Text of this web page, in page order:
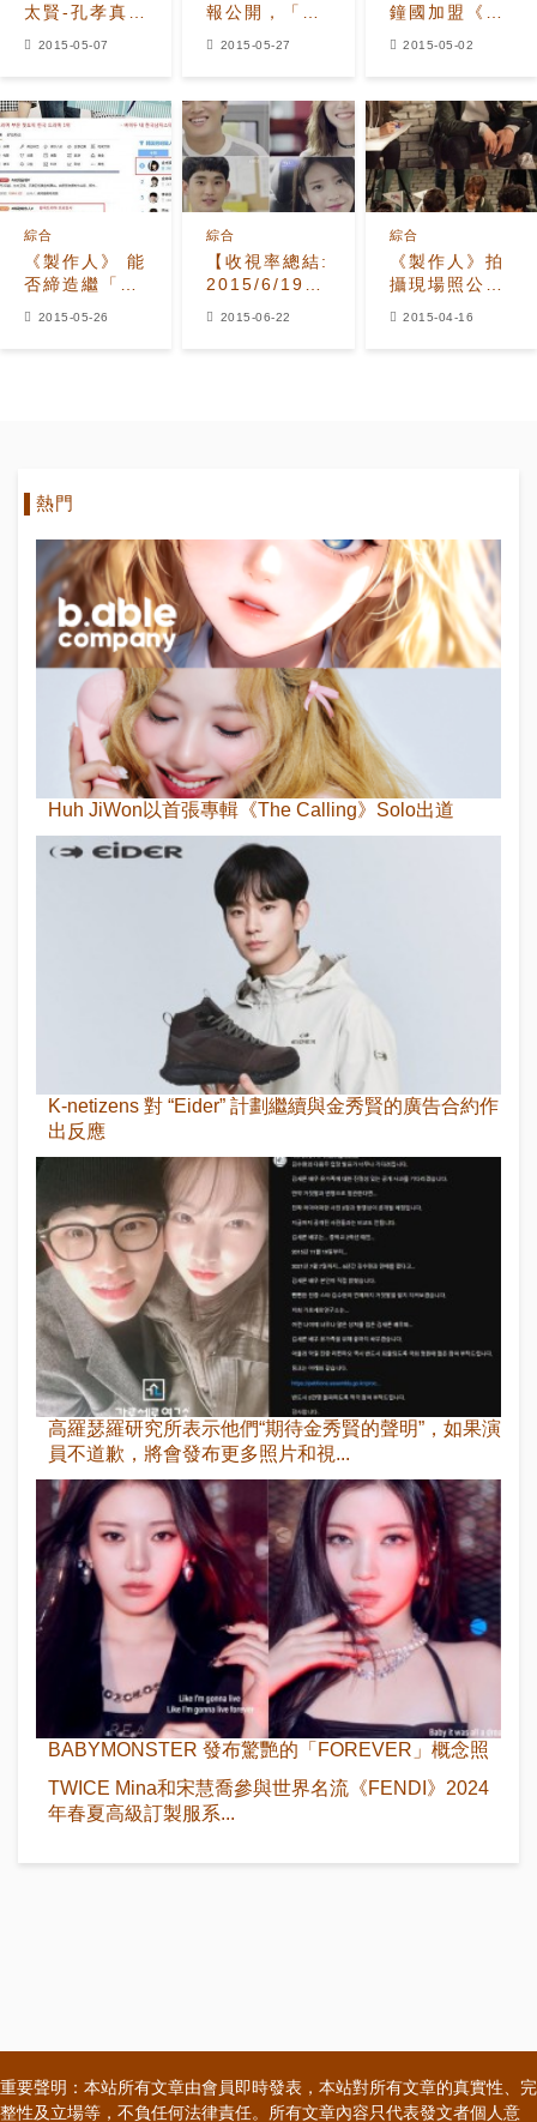
太賢-孔孝真劇
2015-05-07
報公開，「清
2015-05-27
鐘國加盟《製
2015-05-02
《製作人》 能
否締造繼「都
綜合
2015-05-26
【收視率總結:
2015/6/19(五)~6/21(日)】
綜合
2015-06-22
《製作人》拍
攝現場照公
綜合
2015-04-16
熱門
Huh JiWon以首張專輯《The Calling》Solo出道
K-netizens 對 “Eider” 計劃繼續與金秀賢的廣告合約作
出反應
高羅瑟羅研究所表示他們“期待金秀賢的聲明”，如果演
員不道歉，將會發布更多照片和視...
BABYMONSTER 發布驚艷的「FOREVER」概念照
TWICE Mina和宋慧喬參與世界名流《FENDI》2024
年春夏高級訂製服系...
重要聲明：本站所有文章由會員即時發表，本站對所有文章的真實性、完
整性及立場等，不負任何法律責任。所有文章內容只代表發文者個人意